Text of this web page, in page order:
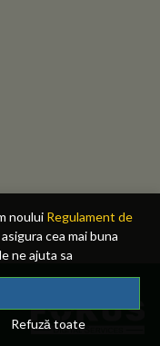
noului Regulament de
cea mai buna
ne ajuta sa
va dvs., cititorul, o
rapida. Ele sunt
nostri de incredere.
Cookie-uri.
Refuză toate
rezervate.